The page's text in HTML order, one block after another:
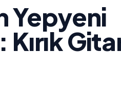
Yepyeni